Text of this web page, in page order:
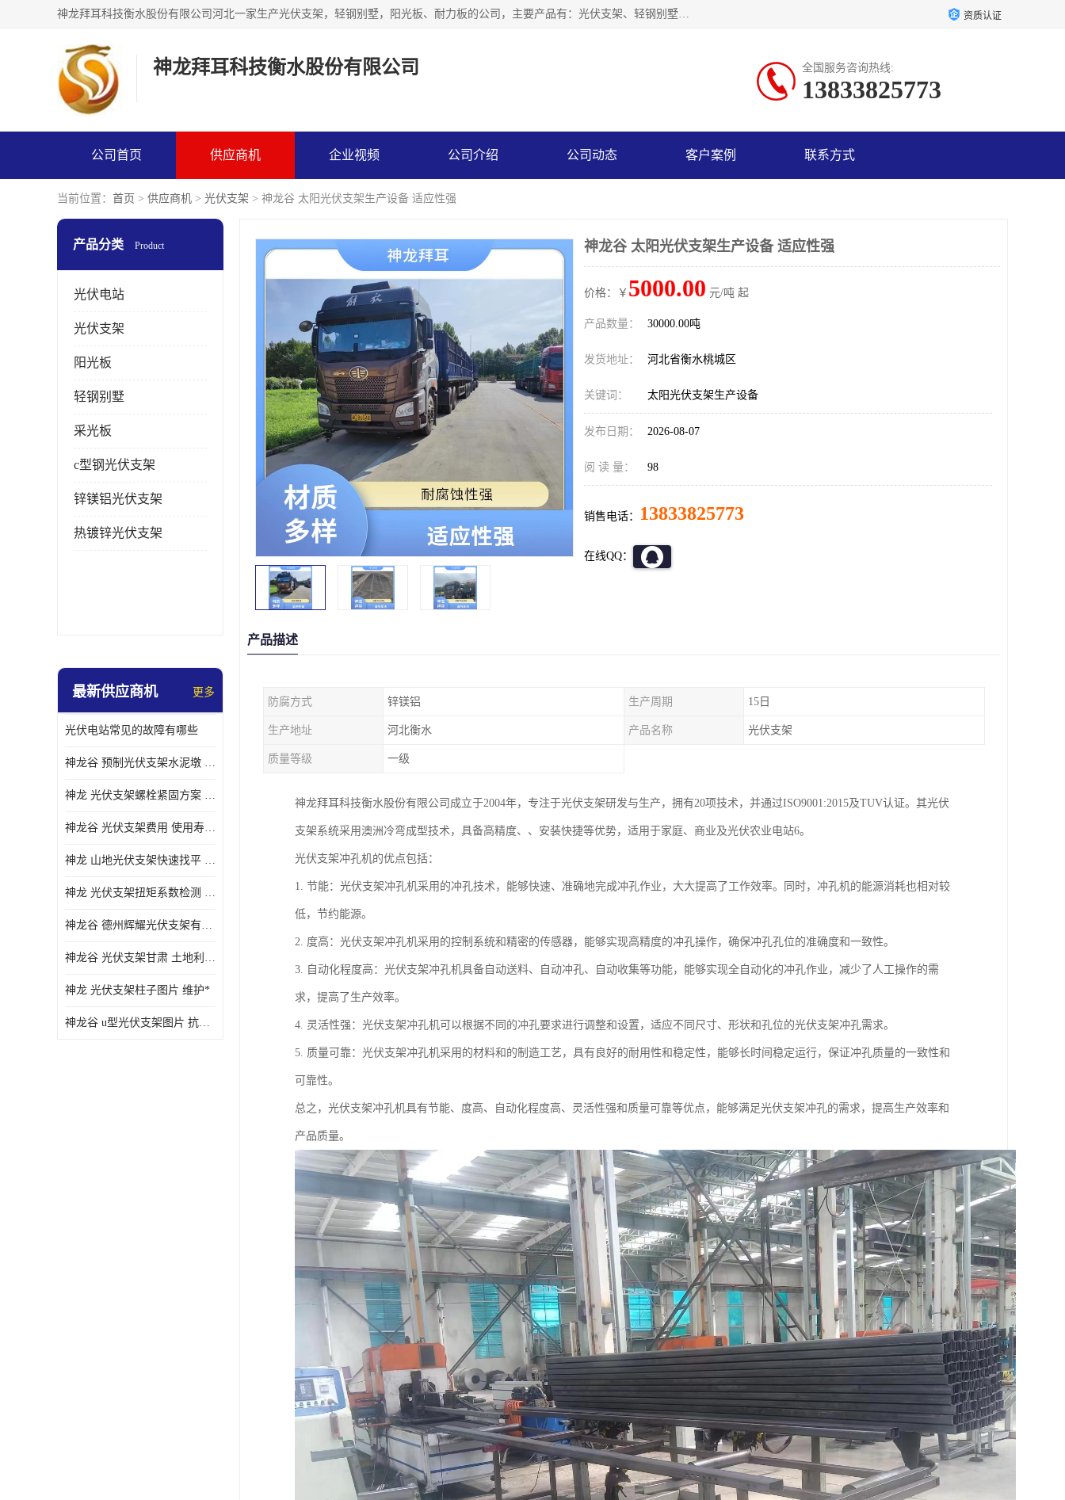
神龙拜耳科技衡水股份有限公司河北一家生产光伏支架，轻钢别墅，阳光板、耐力板的公司，主要产品有：光伏支架、轻钢别墅、阳光板、耐力板、采光板等，公司参与制定了多项标准。 资质认证
神龙拜耳科技衡水股份有限公司 全国服务咨询热线:
13833825773
公司首页 供应商机 企业视频 公司介绍 公司动态 客户案例 联系方式
当前位置： 首页 > 供应商机 > 光伏支架 > 神龙谷 太阳光伏支架生产设备 适应性强
产品分类 Product
光伏电站
光伏支架
阳光板
轻钢别墅
采光板
c型钢光伏支架
锌镁铝光伏支架
热镀锌光伏支架
最新供应商机 更多
光伏电站常见的故障有哪些
神龙谷 预制光伏支架水泥墩 抗震性能优
神龙 光伏支架螺栓紧固方案 土地利用率高
神龙谷 光伏支架费用 使用寿命长
神龙 山地光伏支架快速找平 抗风耐压
神龙 光伏支架扭矩系数检测 适应性强
神龙谷 德州辉耀光伏支架有限公司 材质多样
神龙谷 光伏支架甘肃 土地利用率高
神龙 光伏支架柱子图片 维护*
神龙谷 u型光伏支架图片 抗紫外线
神龙谷 太阳光伏支架生产设备 适应性强
价格：￥ 5000.00 元/吨 起
产品数量： 30000.00吨
发货地址： 河北省衡水桃城区
关键词： 太阳光伏支架生产设备
发布日期： 2026-08-07
阅 读 量： 98
销售电话： 13833825773
在线QQ：
产品描述
防腐方式 锌镁铝 生产周期 15日
生产地址 河北衡水 产品名称 光伏支架
质量等级 一级
神龙拜耳科技衡水股份有限公司成立于2004年，专注于光伏支架研发与生产，拥有20项技术，并通过ISO9001:2015及TUV认证。其光伏
支架系统采用澳洲冷弯成型技术，具备高精度、、安装快捷等优势，适用于家庭、商业及光伏农业电站6。
光伏支架冲孔机的优点包括：
1. 节能：光伏支架冲孔机采用的冲孔技术，能够快速、准确地完成冲孔作业，大大提高了工作效率。同时，冲孔机的能源消耗也相对较
低，节约能源。
2. 度高：光伏支架冲孔机采用的控制系统和精密的传感器，能够实现高精度的冲孔操作，确保冲孔孔位的准确度和一致性。
3. 自动化程度高：光伏支架冲孔机具备自动送料、自动冲孔、自动收集等功能，能够实现全自动化的冲孔作业，减少了人工操作的需
求，提高了生产效率。
4. 灵活性强：光伏支架冲孔机可以根据不同的冲孔要求进行调整和设置，适应不同尺寸、形状和孔位的光伏支架冲孔需求。
5. 质量可靠：光伏支架冲孔机采用的材料和的制造工艺，具有良好的耐用性和稳定性，能够长时间稳定运行，保证冲孔质量的一致性和
可靠性。
总之，光伏支架冲孔机具有节能、度高、自动化程度高、灵活性强和质量可靠等优点，能够满足光伏支架冲孔的需求，提高生产效率和
产品质量。